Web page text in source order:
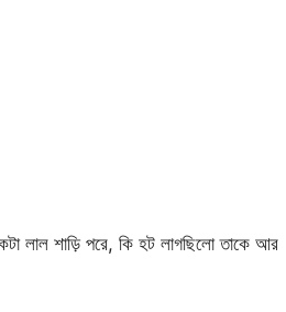
লাল শাড়ি পরে, কি হট লাগছিলো তাকে আর